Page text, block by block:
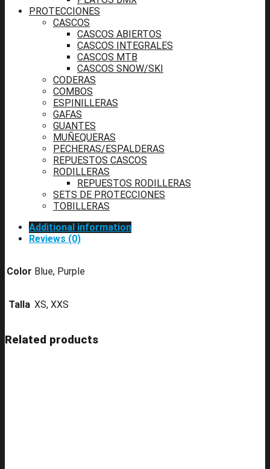
PROTECCIONES
CASCOS
CASCOS ABIERTOS
CASCOS INTEGRALES
CASCOS MTB
CASCOS SNOW/SKI
CODERAS
COMBOS
ESPINILLERAS
GAFAS
GUANTES
MUÑEQUERAS
PECHERAS/ESPALDERAS
REPUESTOS CASCOS
RODILLERAS
REPUESTOS RODILLERAS
SETS DE PROTECCIONES
TOBILLERAS
Additional information
Reviews (0)
Color Blue, Purple
Talla XS, XXS
Related products